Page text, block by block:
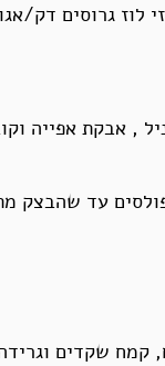
, אבקת אפייה
עד שהבצק
קמח שקדים